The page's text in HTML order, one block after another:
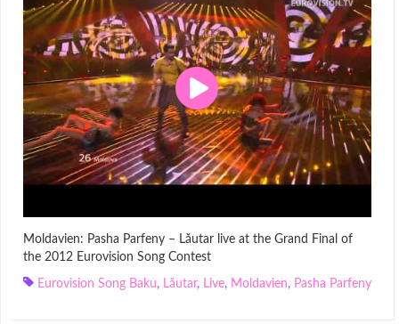
Moldavien: Pasha Parfeny – Lăutar live at the Grand Final of
the 2012 Eurovision Song Contest
Eurovision Song Baku, Lăutar, Live, Moldavien, Pasha Parfeny